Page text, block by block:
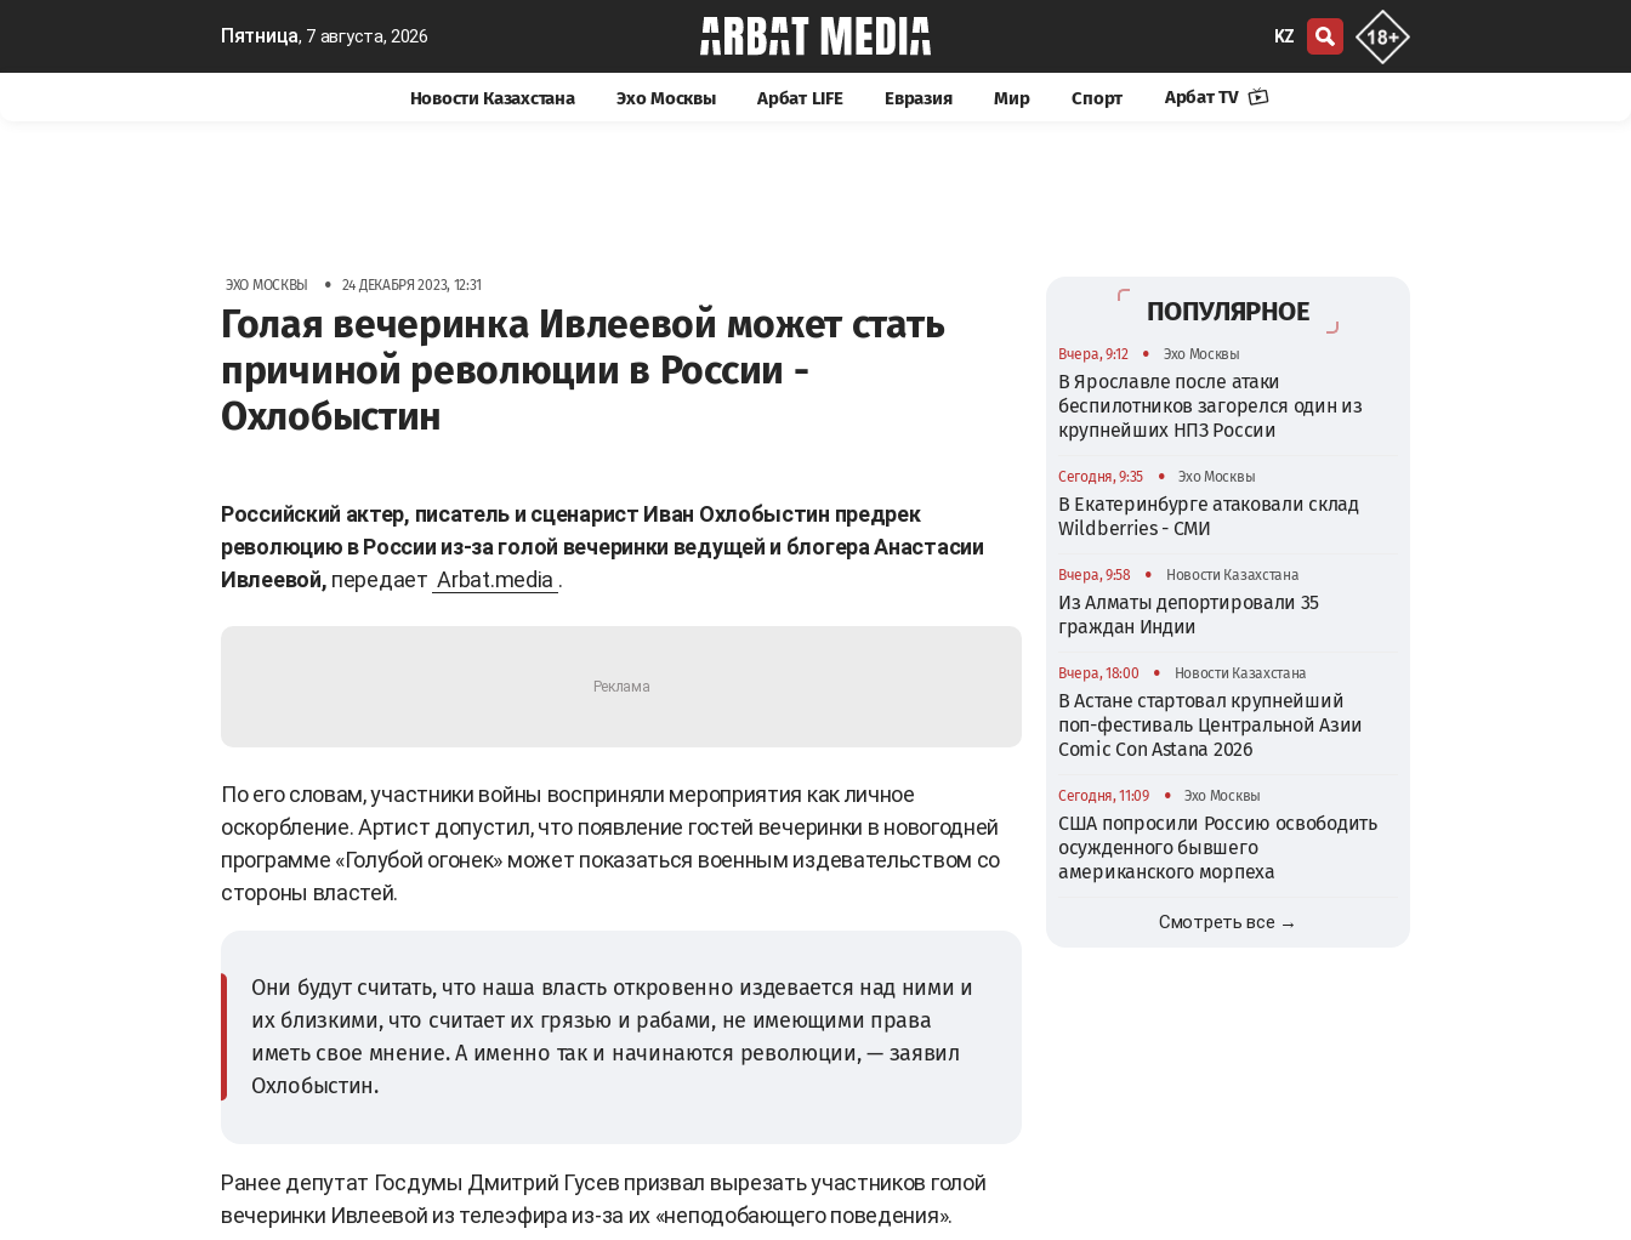
Пятница, 7 августа, 2026 KZ
Новости Казахстана Эхо Москвы Арбат LIFE Евразия Мир Спорт Арбат TV
ЭХО МОСКВЫ • 24 ДЕКАБРЯ 2023, 12:31
Голая вечеринка Ивлеевой может стать
причиной революции в России -
Охлобыстин
Российский актер, писатель и сценарист Иван Охлобыстин предрек
революцию в России из-за голой вечеринки ведущей и блогера Анастасии
Ивлеевой, передает Arbat.media .
По его словам, участники войны восприняли мероприятия как личное
оскорбление. Артист допустил, что появление гостей вечеринки в новогодней
программе «Голубой огонек» может показаться военным издевательством со
стороны властей.
Они будут считать, что наша власть откровенно издевается над ними и
их близкими, что считает их грязью и рабами, не имеющими права
иметь свое мнение. А именно так и начинаются революции, — заявил
Охлобыстин.
Ранее депутат Госдумы Дмитрий Гусев призвал вырезать участников голой
вечеринки Ивлеевой из телеэфира из-за их «неподобающего поведения».
ПОПУЛЯРНОЕ
Вчера, 9:12 • Эхо Москвы
В Ярославле после атаки
беспилотников загорелся один из
крупнейших НПЗ России
Сегодня, 9:35 • Эхо Москвы
В Екатеринбурге атаковали склад
Wildberries - СМИ
Вчера, 9:58 • Новости Казахстана
Из Алматы депортировали 35
граждан Индии
Вчера, 18:00 • Новости Казахстана
В Астане стартовал крупнейший
поп-фестиваль Центральной Азии
Comic Con Astana 2026
Сегодня, 11:09 • Эхо Москвы
США попросили Россию освободить
осужденного бывшего
американского морпеха
Смотреть все →